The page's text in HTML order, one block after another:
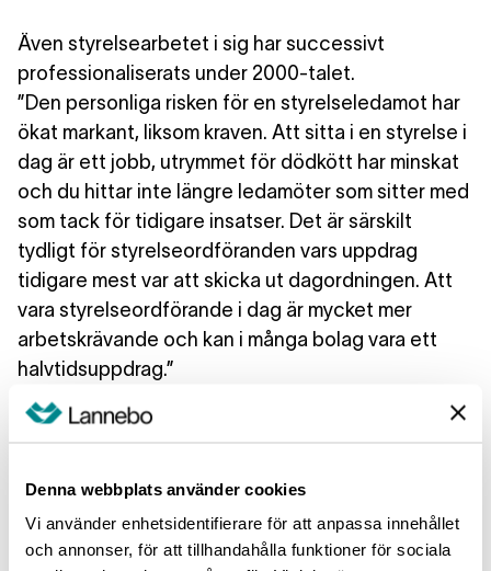
Denna webbplats använder cookies
Vi använder enhetsidentifierare för att anpassa innehållet
och annonser, för att tillhandahålla funktioner för sociala
Även styrelsearbetet i sig har successivt
professionaliserats under 2000-talet.
”Den personliga risken för en styrelseledamot har
ökat markant, liksom kraven. Att sitta i en styrelse i
dag är ett jobb, utrymmet för dödkött har minskat
och du hittar inte längre ledamöter som sitter med
som tack för tidigare insatser. Det är särskilt
tydligt för styrelseordföranden vars uppdrag
tidigare mest var att skicka ut dagordningen. Att
vara styrelseordförande i dag är mycket mer
arbetskrävande och kan i många bolag vara ett
halvtidsuppdrag.”
Trots att den svenska ägarstyrningsmodellenhar
att den åstadkommit en professionalisering av
valberednings- och styrelsearbete, och trots att
det finns ett starkt inhemskt förtroende för den så